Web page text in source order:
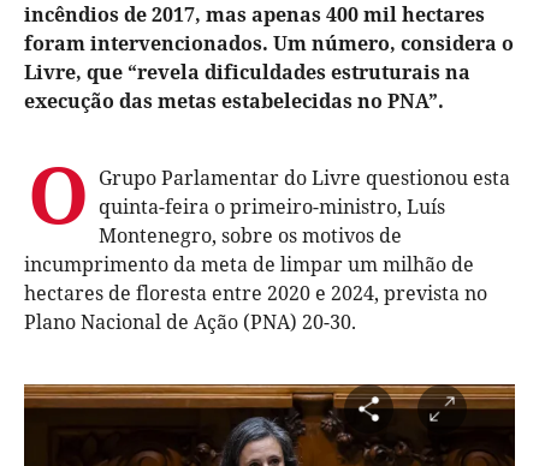
incêndios de 2017, mas apenas 400 mil hectares
foram intervencionados. Um número, considera o
Livre, que “revela dificuldades estruturais na
execução das metas estabelecidas no PNA”.
O Grupo Parlamentar do Livre questionou esta
quinta-feira o primeiro-ministro, Luís
Montenegro, sobre os motivos de
incumprimento da meta de limpar um milhão de
hectares de floresta entre 2020 e 2024, prevista no
Plano Nacional de Ação (PNA) 20-30.